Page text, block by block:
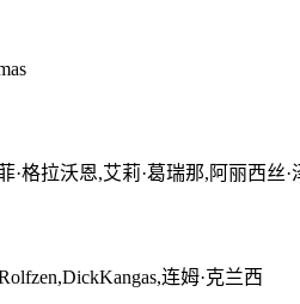
·格拉沃恩,艾莉·葛瑞那,阿丽西丝
连姆·克兰西